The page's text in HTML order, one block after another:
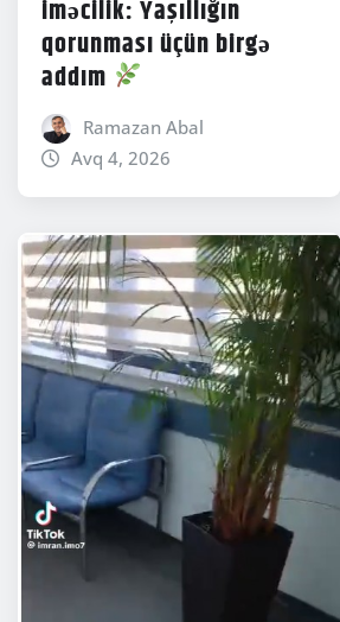
iməcilik: Yaşıllığın
qorunması üçün birgə
addım
Ramazan Abal
Avq 4, 2026